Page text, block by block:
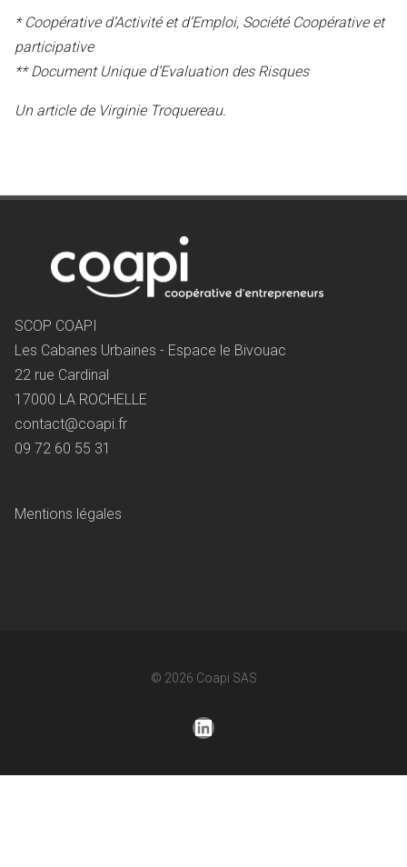
* Coopérative d’Activité et d’Emploi, Société Coopérative et
participative
** Document Unique d’Evaluation des Risques
Un article de Virginie Troquereau.
SCOP COAPI
Les Cabanes Urbaines - Espace le Bivouac
22 rue Cardinal
17000 LA ROCHELLE
contact@coapi.fr
09 72 60 55 31
Mentions légales
© 2026 Coapi SAS
LinkedIn